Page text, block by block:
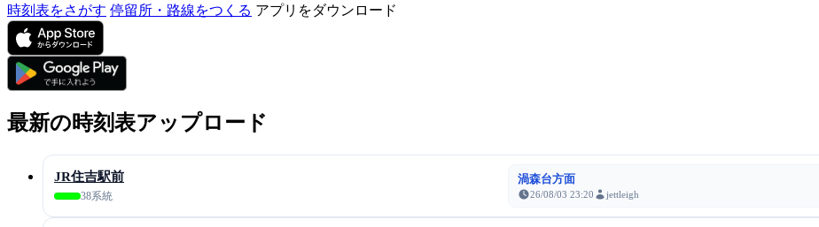
時刻表をさがす 停留所・路線をつくる アプリをダウンロード
最新の時刻表アップロード
JR住吉駅前
38系統
渦森台方面
26/08/03 23:20 jettleigh